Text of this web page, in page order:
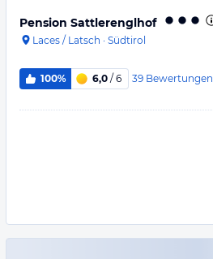
Pension Sattlerenglhof
Laces / Latsch · Südtirol
100% 6,0 / 6 39 Bewertungen